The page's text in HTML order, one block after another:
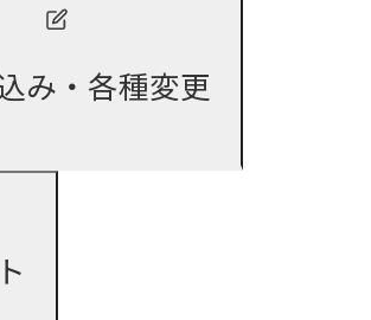
み・各種変更